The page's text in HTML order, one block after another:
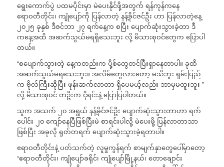
ရွေးကောက်ပွဲ ပထမပိုင်းမှာ မဲပေးနိုင်ဖို့အတွက် ရန်ကုန်ကနေ
ဧရာဝတီတိုင်း၊ ကျုံပျော်ကို ပြန်လာတဲ့ နန့်ခိုင်ဇင်ဦး ဟာ ပြန်လာတဲ့နေ့
၂၀၂၅ ခုနှစ် ဒီဇင်ဘာ ၂၇ ရက်နေ့က စပြီး ပျောက်ဆုံးသွားခဲ့တာ ဒီ
ကနေ့အထိ အဆက်သွယ်မရရှိသေးဘူး လို့ မိသားစုဝင်တွေက ပြောပါ
တယ်။
“စပျောက်သွားတဲ့ နေ့ကတည်းက ပို့စ်တွေတင်ပြီးရှာနေတာပါ။ ခုထိ
အဆက်သွယ်မရသေးဘူး။ အလိမ်တွေလားတော့ မသိဘူး ရှမ်းပြည်
က ဗိုလ်ကြီးဆိုပြီး ဖုန်းဆက်လာတာ ရှိပေမယ့်လည်း ဘာမှမထူးဘူး ”
လို့ မိသားစုဝင် တဦးက ငိုရင်းနဲ့ ပြောပြပါတယ်။
သူက အသက် ၂၀ အရွယ် နန့်ခိုင်ဇင်ဦး ပျောက်ဆုံးသွားတာဟာ ရက်
ပေါင်း ၂၀ ကျော်နေပြီဖြစ်ပြီးမဲ စာရင်းပါလို့ မဲပေးဖို့ ပြန်လာတာသာ
ဖြစ်ပြီး အခုလို ရုတ်တရက် ပျောက်ဆုံးသွားခဲ့ရတာပါ။
ဧရာဝတီတိုင်းနဲ့ ပတ်သက်တဲ့ လူမှုကွန်ရက် စာမျက်နှာတွေပေါ်မှာတော့
“ဧရာဝတီတိုင်း၊ ကျုံပျော်ခရိုင်၊ ကျုံပျော်မြို့နယ်၊ တောချောင်း